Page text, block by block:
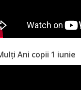
Ani copii 1 iunie